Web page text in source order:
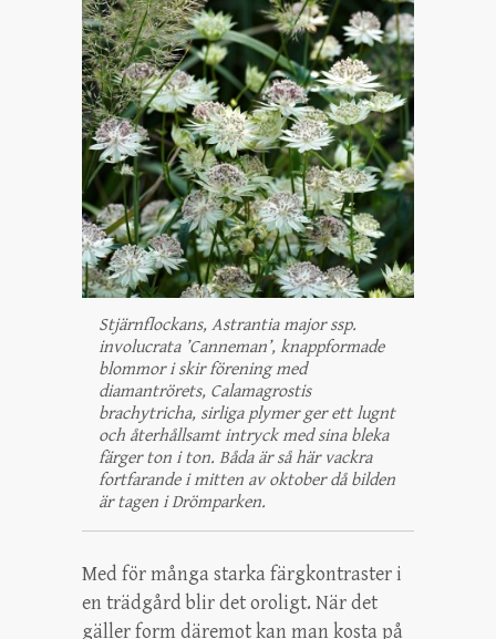
Stjärnflockans, Astrantia major ssp.
involucrata ’Canneman’, knappformade
blommor i skir förening med
diamantrörets, Calamagrostis
brachytricha, sirliga plymer ger ett lugnt
och återhållsamt intryck med sina bleka
färger ton i ton. Båda är så här vackra
fortfarande i mitten av oktober då bilden
är tagen i Drömparken.
Med för många starka färgkontraster i
en trädgård blir det oroligt. När det
gäller form däremot kan man kosta på